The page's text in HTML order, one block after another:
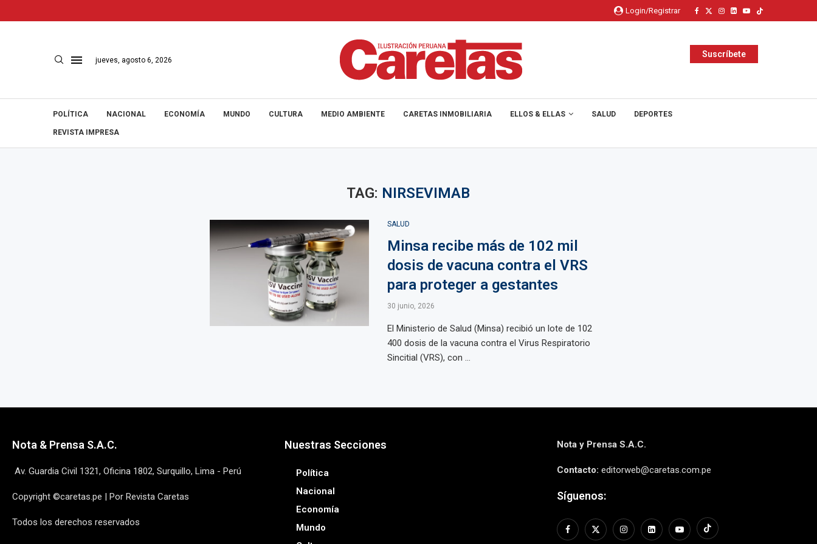
Login/Registrar
jueves, agosto 6, 2026
Suscríbete
POLÍTICA NACIONAL ECONOMÍA MUNDO CULTURA MEDIO AMBIENTE CARETAS INMOBILIARIA ELLOS & ELLAS SALUD DEPORTES
REVISTA IMPRESA
TAG: NIRSEVIMAB
SALUD
Minsa recibe más de 102 mil
dosis de vacuna contra el VRS
para proteger a gestantes
30 junio, 2026
El Ministerio de Salud (Minsa) recibió un lote de 102
400 dosis de la vacuna contra el Virus Respiratorio
Sincitial (VRS), con ...
Nota & Prensa S.A.C.
Av. Guardia Civil 1321, Oficina 1802, Surquillo, Lima - Perú
Copyright ©caretas.pe | Por Revista Caretas
Todos los derechos reservados
Nuestras Secciones
Política
Nacional
Economía
Mundo
Nota y Prensa S.A.C.
Contacto: editorweb@caretas.com.pe
Síguenos: